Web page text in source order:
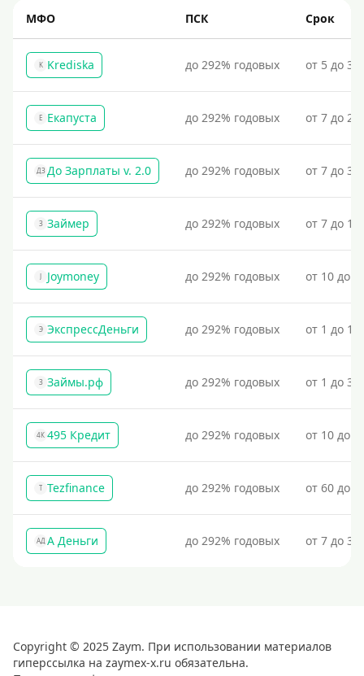
МФО ПСК Срок
K Krediska до 292% годовых от 5 до
Е Екапуста до 292% годовых от 7 до
ДЗ До Зарплаты v. 2.0 до 292% годовых от 7 до
З Займер до 292% годовых от 7 до
J Joymoney до 292% годовых от 10 до
Э ЭкспрессДеньги до 292% годовых от 1 до
З Займы.рф до 292% годовых от 1 до
4К 495 Кредит до 292% годовых от 10 до
T Tezfinance до 292% годовых от 60 до
АД А Деньги до 292% годовых от 7 до
Copyright © 2025 Zaym. При использовании материалов
гиперссылка на zaymex-x.ru обязательна.